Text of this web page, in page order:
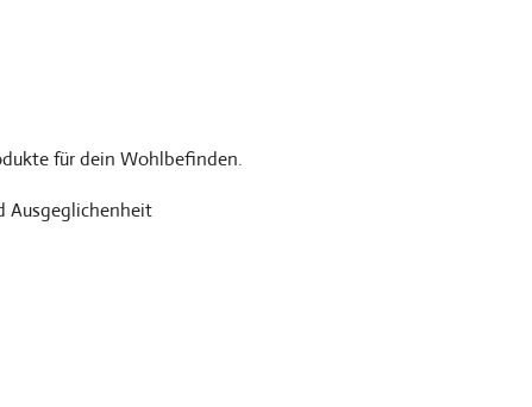
für dein Wohlbefinden.
Ausgeglichenheit